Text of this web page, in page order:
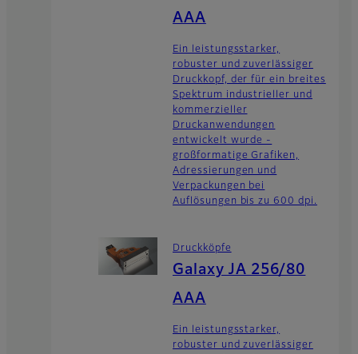
AAA
Ein leistungsstarker,
robuster und zuverlässiger
Druckkopf, der für ein breites
Spektrum industrieller und
kommerzieller
Druckanwendungen
entwickelt wurde -
großformatige Grafiken,
Adressierungen und
Verpackungen bei
Auflösungen bis zu 600 dpi.
Druckköpfe
Galaxy JA 256/80
AAA
Ein leistungsstarker,
robuster und zuverlässiger